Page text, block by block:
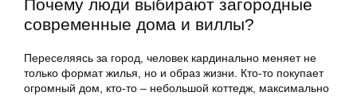
Почему люди выбирают загородные
современные дома и виллы?
Переселяясь за город, человек кардинально меняет не
только формат жилья, но и образ жизни. Кто-то покупает
огромный дом, кто-то – небольшой коттедж, максимально